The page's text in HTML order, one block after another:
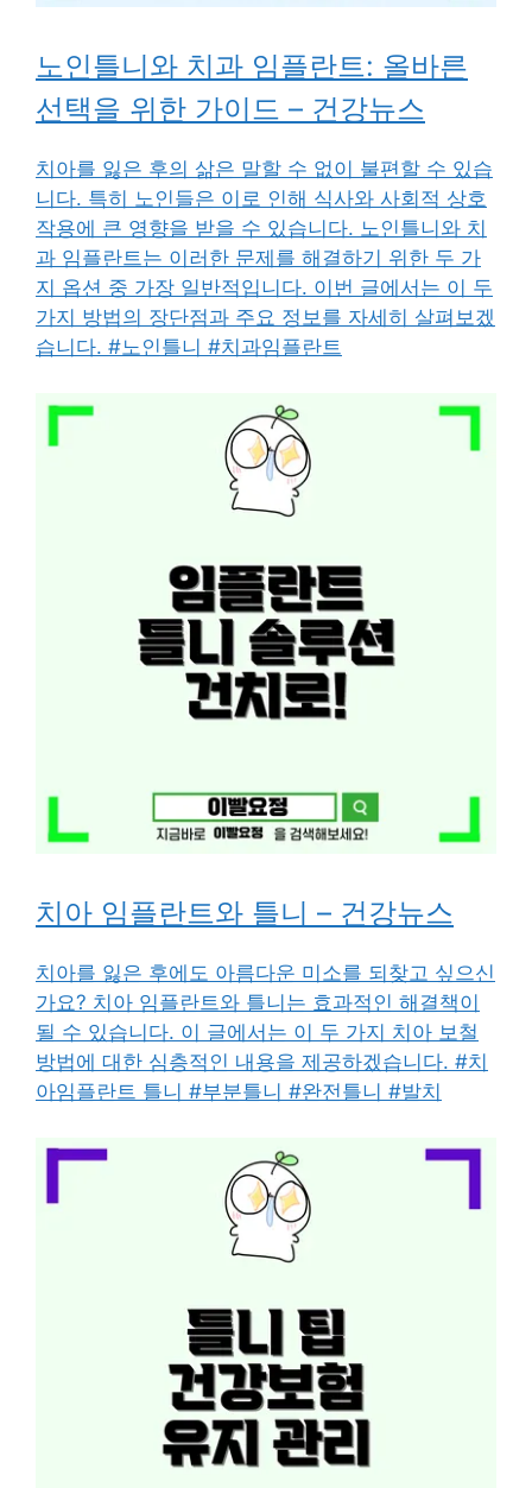
노인틀니와 치과 임플란트: 올바른
선택을 위한 가이드 – 건강뉴스
치아를 잃은 후의 삶은 말할 수 없이 불편할 수 있습
니다. 특히 노인들은 이로 인해 식사와 사회적 상호
작용에 큰 영향을 받을 수 있습니다. 노인틀니와 치
과 임플란트는 이러한 문제를 해결하기 위한 두 가
지 옵션 중 가장 일반적입니다. 이번 글에서는 이 두
가지 방법의 장단점과 주요 정보를 자세히 살펴보겠
습니다. #노인틀니 #치과임플란트
치아 임플란트와 틀니 – 건강뉴스
치아를 잃은 후에도 아름다운 미소를 되찾고 싶으신
가요? 치아 임플란트와 틀니는 효과적인 해결책이
될 수 있습니다. 이 글에서는 이 두 가지 치아 보철
방법에 대한 심층적인 내용을 제공하겠습니다. #치
아임플란트 틀니 #부분틀니 #완전틀니 #발치